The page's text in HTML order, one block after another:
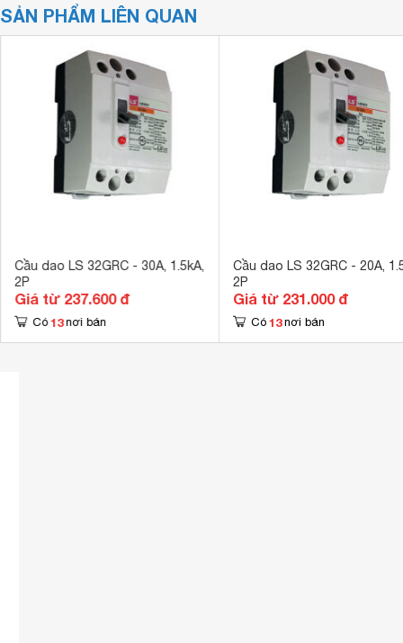
SẢN PHẨM LIÊN QUAN
Cầu dao LS 32GRC - 30A, 1.5kA,
2P
Giá từ 237.600 đ
Có 13 nơi bán
Cầu dao LS 32GRC - 20A,
2P
Giá từ 231.000 đ
Có 13 nơi bán